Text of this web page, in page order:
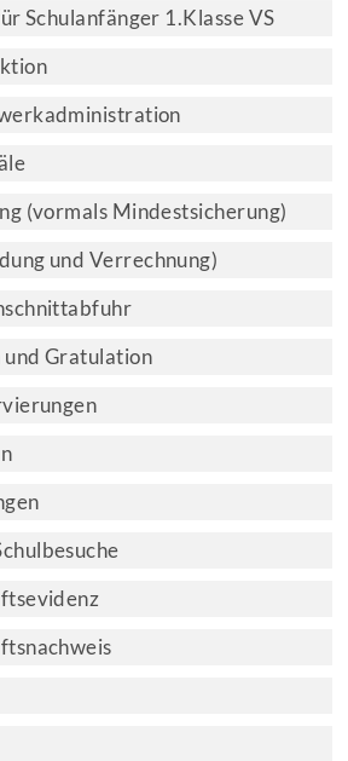
Schulanfänger 1.Klasse VS
(vormals Mindestsicherung)
und Verrechnung)
Gratulation